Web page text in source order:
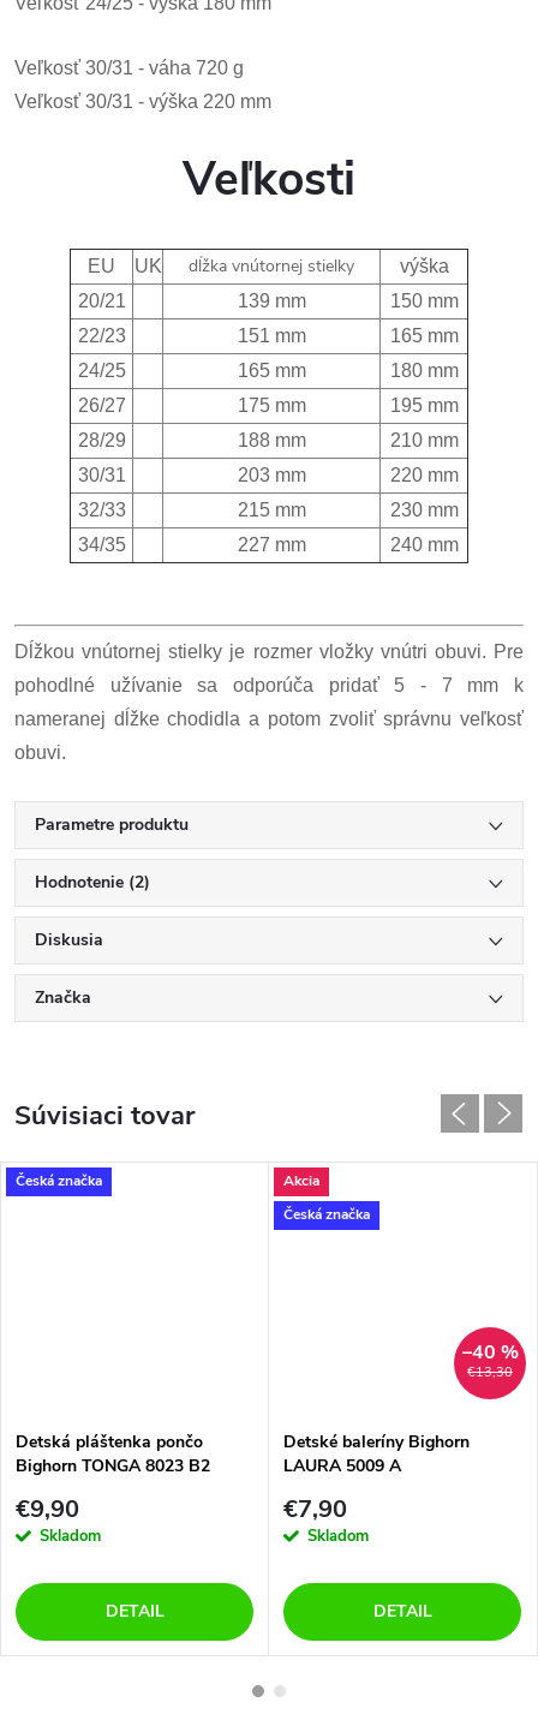
Veľkosť 30/31 - váha 720 g
Veľkosť 30/31 - výška 220 mm
Veľkosti
EU UK dĺžka vnútornej stielky
výška
20/21
139 mm
150 mm
22/23
151 mm
165 mm
24/25
165 mm
180 mm
26/27
175 mm
195 mm
28/29
188 mm
210 mm
30/31
203 mm
220 mm
32/33
215 mm
230 mm
34/35
227 mm 240 mm
Dĺžkou vnútornej stielky je rozmer vložky vnútri obuvi. Pre
pohodlné užívanie sa odporúča pridať 5 - 7 mm k
nameranej dĺžke chodidla a potom zvoliť správnu veľkosť
obuvi.
Parametre produktu
Hodnotenie (2)
Diskusia
Značka
Súvisiaci tovar
Česká značka
Detská pláštenka pončo
Bighorn TONGA 8023 B2
€9,90
Skladom
DETAIL
Akcia
Česká značka
€13,30
–40 %
Detské baleríny Bighorn
LAURA 5009 A
€7,90
Skladom
DETAIL